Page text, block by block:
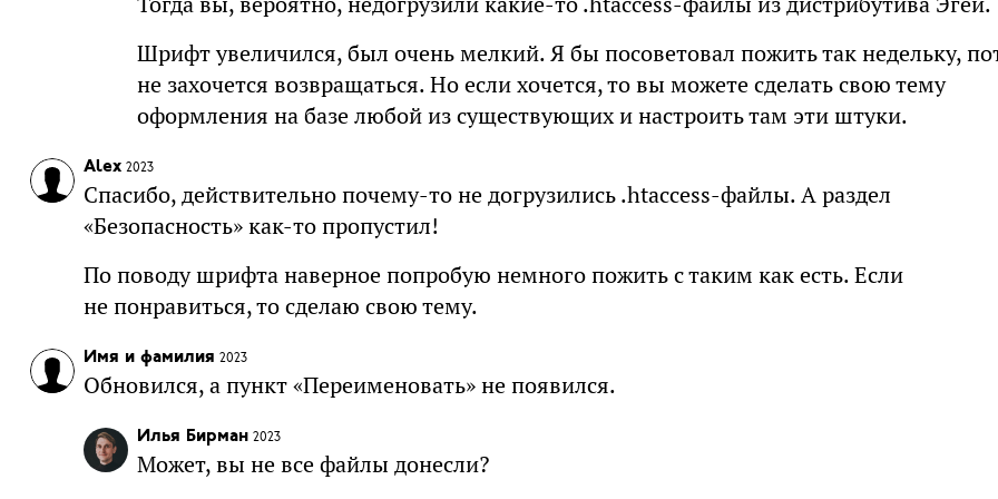
Шрифт увеличился, был очень мелкий. Я бы посоветовал пожить так недельку,
не захочется возвращаться. Но если хочется, то вы можете сделать свою тему
оформления на базе любой из существующих и настроить там эти штуки.
Alex 2023
Спасибо, действительно почему-то не догрузились .htaccess-файлы. А раздел
«Безопасность» как-то пропустил!
По поводу шрифта наверное попробую немного пожить с таким как есть. Если
не понравиться, то сделаю свою тему.
Имя и фамилия 2023
Обновился, а пункт «Переименовать» не появился.
Илья Бирман 2023
Может, вы не все файлы донесли?